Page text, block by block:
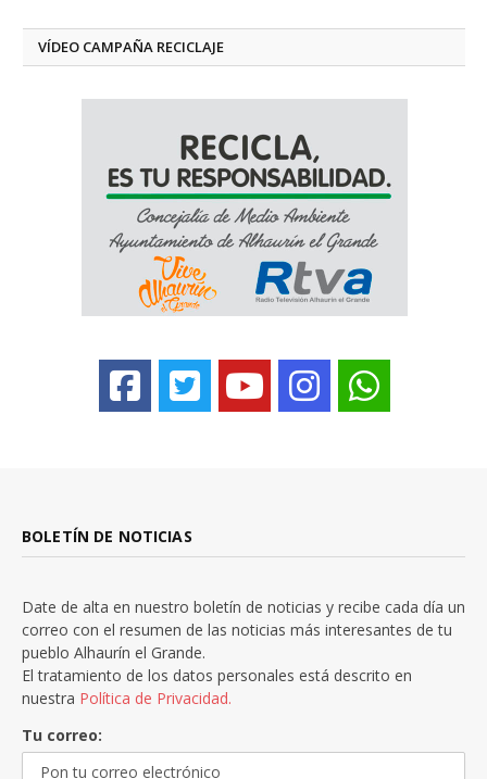
VÍDEO CAMPAÑA RECICLAJE
BOLETÍN DE NOTICIAS
Date de alta en nuestro boletín de noticias y recibe cada día un
correo con el resumen de las noticias más interesantes de tu
pueblo Alhaurín el Grande.
El tratamiento de los datos personales está descrito en
nuestra Política de Privacidad.
Tu correo: